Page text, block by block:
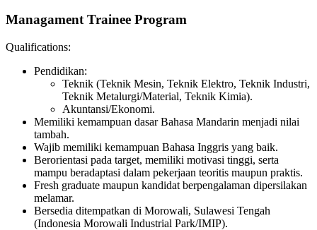
Managament Trainee Program
Qualifications:
Pendidikan:
Teknik (Teknik Mesin, Teknik Elektro, Teknik Industri,
Teknik Metalurgi/Material, Teknik Kimia).
Akuntansi/Ekonomi.
Memiliki kemampuan dasar Bahasa Mandarin menjadi nilai
tambah.
Wajib memiliki kemampuan Bahasa Inggris yang baik.
Berorientasi pada target, memiliki motivasi tinggi, serta
mampu beradaptasi dalam pekerjaan teoritis maupun praktis.
Fresh graduate maupun kandidat berpengalaman dipersilakan
melamar.
Bersedia ditempatkan di Morowali, Sulawesi Tengah
(Indonesia Morowali Industrial Park/IMIP).